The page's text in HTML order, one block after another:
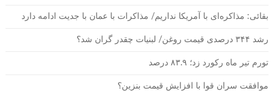
بقائی: مذاکره‌ای با آمریکا نداریم/ مذاکرات با عمان با جدیت ادامه دارد
رشد ۳۴۴ درصدی قیمت روغن/ لبنیات چقدر گران شد؟
تورم تیر ماه رکورد زد؛ ۸۳.۹ درصد
موافقت سران قوا با افزایش قیمت بنزین؟